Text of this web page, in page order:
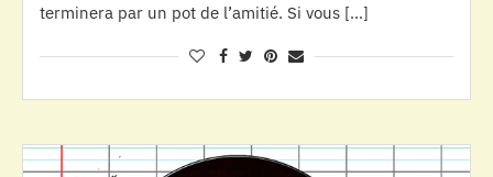
terminera par un pot de l’amitié. Si vous […]